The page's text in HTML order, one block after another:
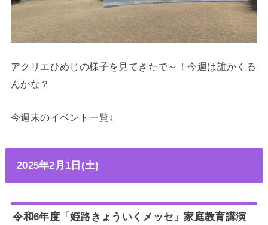
アクリエひめじの様子を見てきたで～！今週は誰かくる
んかな？
今週末のイベント一覧↓
2025年2月1日(土)
令和6年度「姫路きょういくメッセ」家庭教育講演